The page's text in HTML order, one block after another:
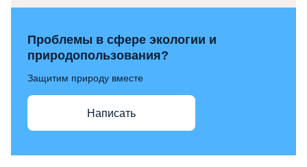
Проблемы в сфере экологии и
природопользования?
Защитим природу вместе
Написать